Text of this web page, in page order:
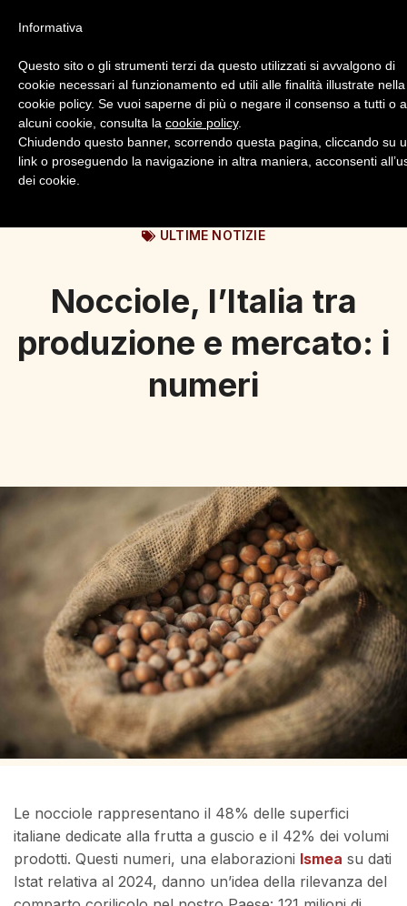
Login Registrazione
ULTIME NOTIZIE
Nocciole, l’Italia tra
produzione e mercato: i
numeri
Le nocciole rappresentano il 48% delle superfici
italiane dedicate alla frutta a guscio e il 42% dei volumi
prodotti. Questi numeri, una elaborazioni Ismea su dati
Istat relativa al 2024, danno un’idea della rilevanza del
Informativa
Questo sito o gli strumenti terzi da questo utilizzati si avvalgono di
cookie necessari al funzionamento ed utili alle finalità illustrate nella
cookie policy. Se vuoi saperne di più o negare il consenso a tutti o
alcuni cookie, consulta la cookie policy.
Chiudendo questo banner, scorrendo questa pagina, cliccando su
link o proseguendo la navigazione in altra maniera, acconsenti
dei cookie.